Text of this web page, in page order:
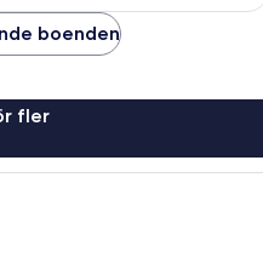
boenden
fler